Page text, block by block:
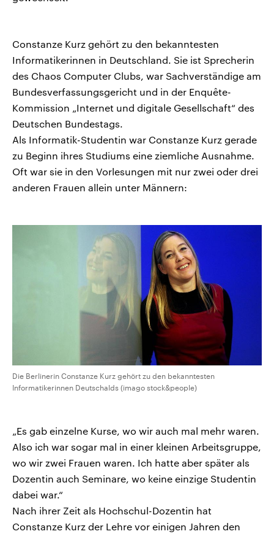
Constanze Kurz gehört zu den bekanntesten
Informatikerinnen in Deutschland. Sie ist Sprecherin
des Chaos Computer Clubs, war Sachverständige am
Bundesverfassungsgericht und in der Enquête-
Kommission „Internet und digitale Gesellschaft“ des
Deutschen Bundestags.
Als Informatik-Studentin war Constanze Kurz gerade
zu Beginn ihres Studiums eine ziemliche Ausnahme.
Oft war sie in den Vorlesungen mit nur zwei oder drei
anderen Frauen allein unter Männern:
Die Berlinerin Constanze Kurz gehört zu den bekanntesten
Informatikerinnen Deutschalds (imago stock&people)
„Es gab einzelne Kurse, wo wir auch mal mehr waren.
Also ich war sogar mal in einer kleinen Arbeitsgruppe,
wo wir zwei Frauen waren. Ich hatte aber später als
Dozentin auch Seminare, wo keine einzige Studentin
dabei war.“
Nach ihrer Zeit als Hochschul-Dozentin hat
Constanze Kurz der Lehre vor einigen Jahren den